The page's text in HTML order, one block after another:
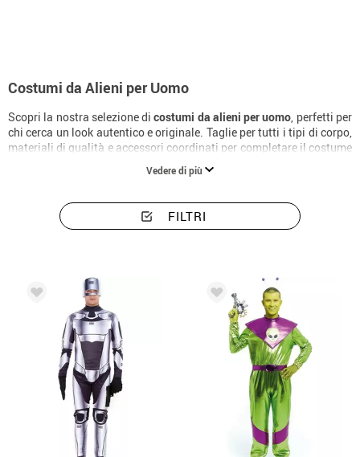
Costumi da Alieni per Uomo
Scopri la nostra selezione dicostumi da alieni per uomo, perfetti per
chi cerca un look autentico e originale. Taglie per tutti i tipi di corpo,
materiali di qualità e accessori coordinati per completare il costume
Vedere di più
FILTRI